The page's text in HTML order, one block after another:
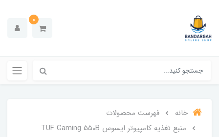
0
خانه
فهرست محصولات
منبع تغذیه کامپیوتر ایسوس TUF Gaming 550B